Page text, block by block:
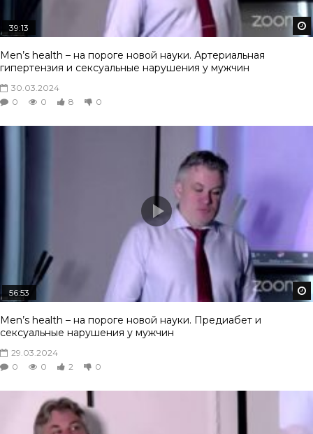
39:13
Men’s health – на пороге новой науки. Артериальная
гипертензия и сексуальные нарушения у мужчин
30.03.2024
0
0 8 0
56:53
Men’s health – на пороге новой науки. Предиабет и
сексуальные нарушения у мужчин
29.03.2024
0
0 2 0